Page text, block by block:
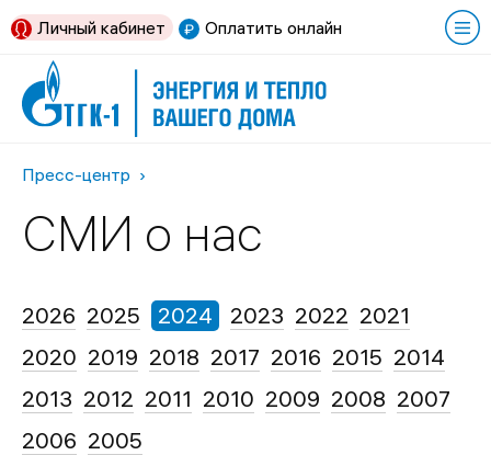
Оплатить онлайн
Личный кабинет
Пресс-центр
СМИ о нас
2026 2025 2024 2023 2022 2021
2020 2019 2018 2017 2016 2015 2014
2013 2012 2011 2010 2009 2008 2007
2006 2005